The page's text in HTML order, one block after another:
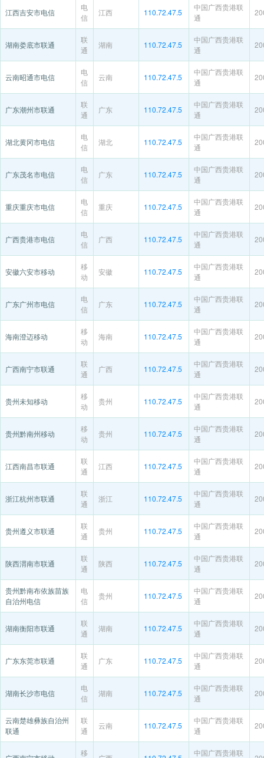
江西吉安市电信
电
信
江西 110.72.47.5
中国广西贵港联
通
湖南娄底市联通
联
通
湖南 110.72.47.5
中国广西贵港联
通
云南昭通市电信
电
信
云南 110.72.47.5
中国广西贵港联
通
广东潮州市联通
联
通
广东 110.72.47.5
中国广西贵港联
通
湖北黄冈市电信
电
信
湖北 110.72.47.5
中国广西贵港联
通
广东茂名市电信
电
信
广东 110.72.47.5
中国广西贵港联
通
重庆重庆市电信
电
信
重庆 110.72.47.5
中国广西贵港联
通
广西贵港市电信
电
信
广西 110.72.47.5
中国广西贵港联
通
安徽六安市移动
移
动
安徽 110.72.47.5
中国广西贵港联
通
广东广州市电信
电
信
广东 110.72.47.5
中国广西贵港联
通
海南澄迈移动
移
动
海南 110.72.47.5
中国广西贵港联
通
广西南宁市联通
联
通
广西 110.72.47.5
中国广西贵港联
通
贵州未知移动
移
动
贵州 110.72.47.5
中国广西贵港联
通
贵州黔南州移动
移
动
贵州 110.72.47.5
中国广西贵港联
通
江西南昌市联通
联
通
江西 110.72.47.5
中国广西贵港联
通
浙江杭州市联通
联
通
浙江 110.72.47.5
中国广西贵港联
通
贵州遵义市联通
联
通
贵州 110.72.47.5
中国广西贵港联
通
陕西渭南市联通
联
通
陕西 110.72.47.5
中国广西贵港联
通
贵州黔南布依族苗族
自治州电信
电
信
贵州 110.72.47.5
中国广西贵港联
通
湖南衡阳市联通
联
通
湖南 110.72.47.5
中国广西贵港联
通
广东东莞市联通
联
通
广东 110.72.47.5
中国广西贵港联
通
湖南长沙市电信
电
信
湖南 110.72.47.5
中国广西贵港联
通
云南楚雄彝族自治州
联通
联
通
云南 110.72.47.5
中国广西贵港联
通
移 中国广西贵港联